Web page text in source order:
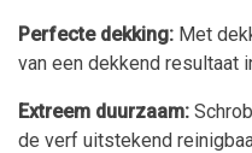
Perfecte dekking: Met
van een dekkend resultaat
Extreem duurzaam:
de verf uitstekend